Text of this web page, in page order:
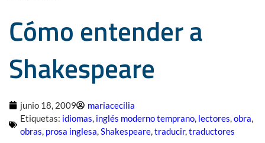
Cómo entender a
Shakespeare
junio 18, 2009
mariacecilia
Etiquetas: idiomas, inglés moderno temprano, lectores,obra,
obras, prosa inglesa,Shakespeare,traducir,traductores